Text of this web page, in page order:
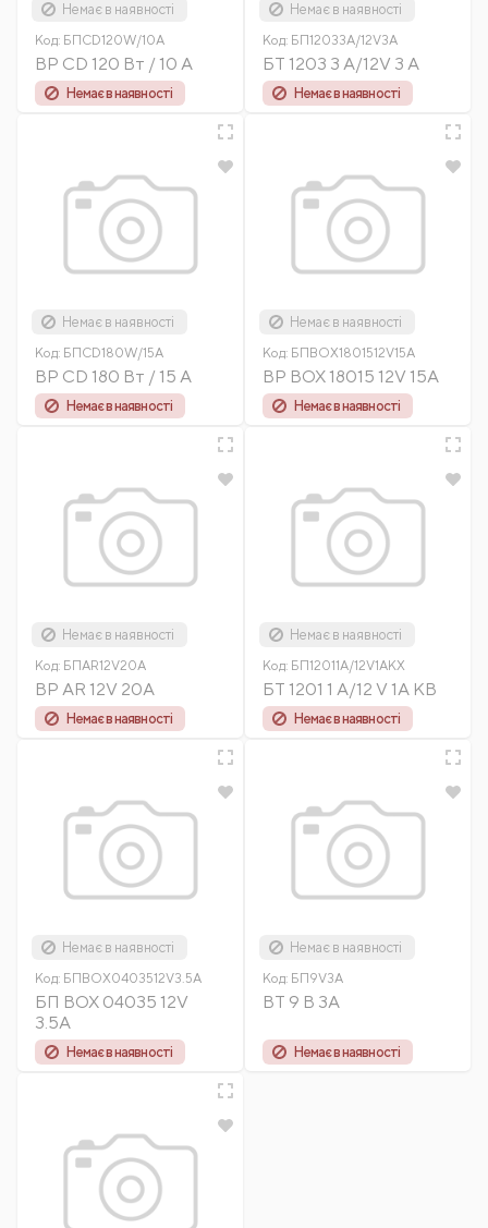
Немає в наявності
Код: БПCD120W/10А
BP CD 120 Вт / 10 А
Немає в наявності
Немає в наявності
Код: БП12033А/12V3А
БТ 1203 3 А/12V 3 А
Немає в наявності
Немає в наявності
Код: БПCD180W/15А
BP CD 180 Вт / 15 А
Немає в наявності
Немає в наявності
Код: БПBOX1801512V15А
BP BOX 18015 12V 15A
Немає в наявності
Немає в наявності
Код: БПAR12V20А
BP AR 12V 20A
Немає в наявності
Немає в наявності
Код: БП12011А/12V1AКХ
БТ 1201 1 А/12 V 1A КВ
Немає в наявності
Немає в наявності
Код: БПBOX0403512V3.5А
БП BOX 04035 12V
3.5А
Немає в наявності
Немає в наявності
Код: БП9V3A
BT 9 B 3A
Немає в наявності